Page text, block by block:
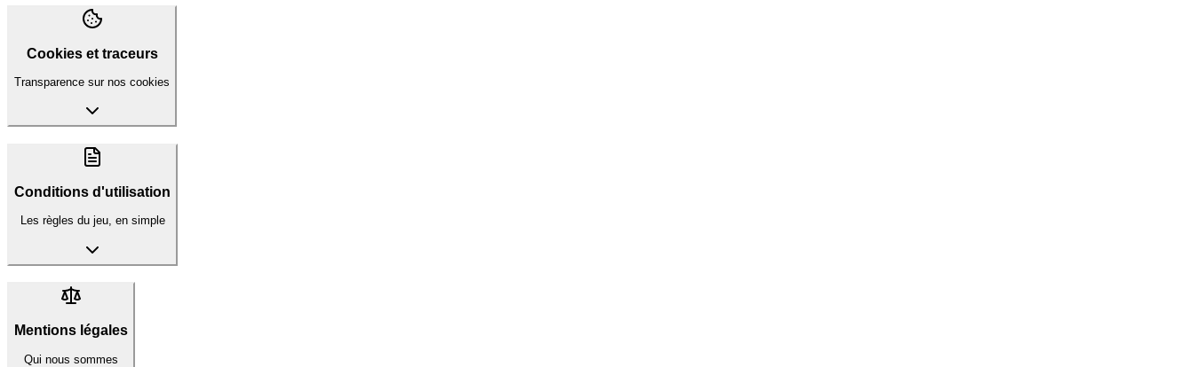
Cookies et traceurs
Transparence sur nos cookies
Conditions d'utilisation
Les règles du jeu, en simple
Mentions légales
Qui nous sommes